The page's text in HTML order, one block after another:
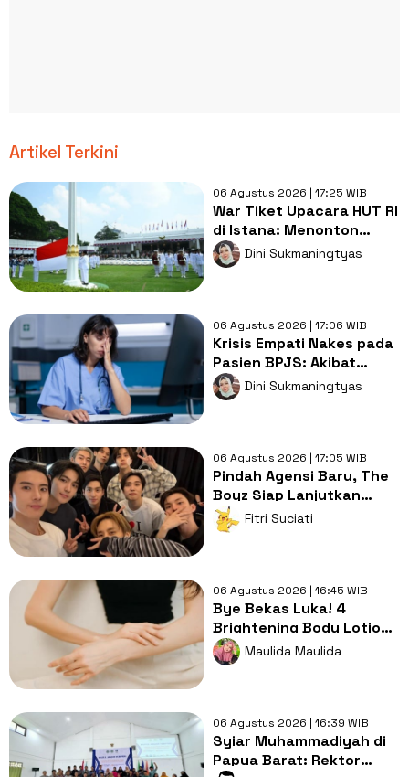
Artikel Terkini
06 Agustus 2026 | 17:25 WIB
War Tiket Upacara HUT RI
di Istana: Menonton
Pesta di Tengah Jeritan
Rakyat
Dini Sukmaningtyas
06 Agustus 2026 | 17:06 WIB
Krisis Empati Nakes pada
Pasien BPJS: Akibat
'Burnout' atau
Bobroknya Sistem
Dini Sukmaningtyas
06 Agustus 2026 | 17:05 WIB
Pindah Agensi Baru, The
Boyz Siap Lanjutkan
Aktivitas Grup dengan 9
Member
Fitri Suciati
06 Agustus 2026 | 16:45 WIB
Bye Bekas Luka! 4
Brightening Body Lotion
Ini Bikin Kulit Cerah dan
Lembap
Maulida Maulida
06 Agustus 2026 | 16:39 WIB
Syiar Muhammadiyah di
Papua Barat: Rektor